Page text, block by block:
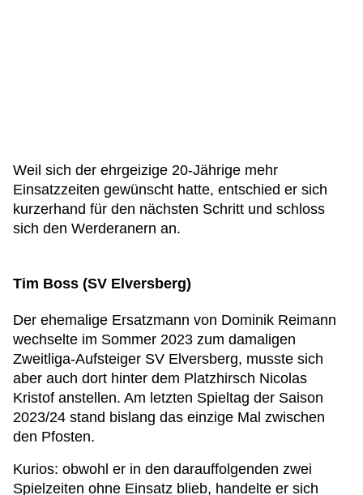
Weil sich der ehrgeizige 20-Jährige mehr
Einsatzzeiten gewünscht hatte, entschied er sich
kurzerhand für den nächsten Schritt und schloss
sich den Werderanern an.
Tim Boss (SV Elversberg)
Der ehemalige Ersatzmann von Dominik Reimann
wechselte im Sommer 2023 zum damaligen
Zweitliga-Aufsteiger SV Elversberg, musste sich
aber auch dort hinter dem Platzhirsch Nicolas
Kristof anstellen. Am letzten Spieltag der Saison
2023/24 stand bislang das einzige Mal zwischen
den Pfosten.
Kurios: obwohl er in den darauffolgenden zwei
Spielzeiten ohne Einsatz blieb, handelte er sich